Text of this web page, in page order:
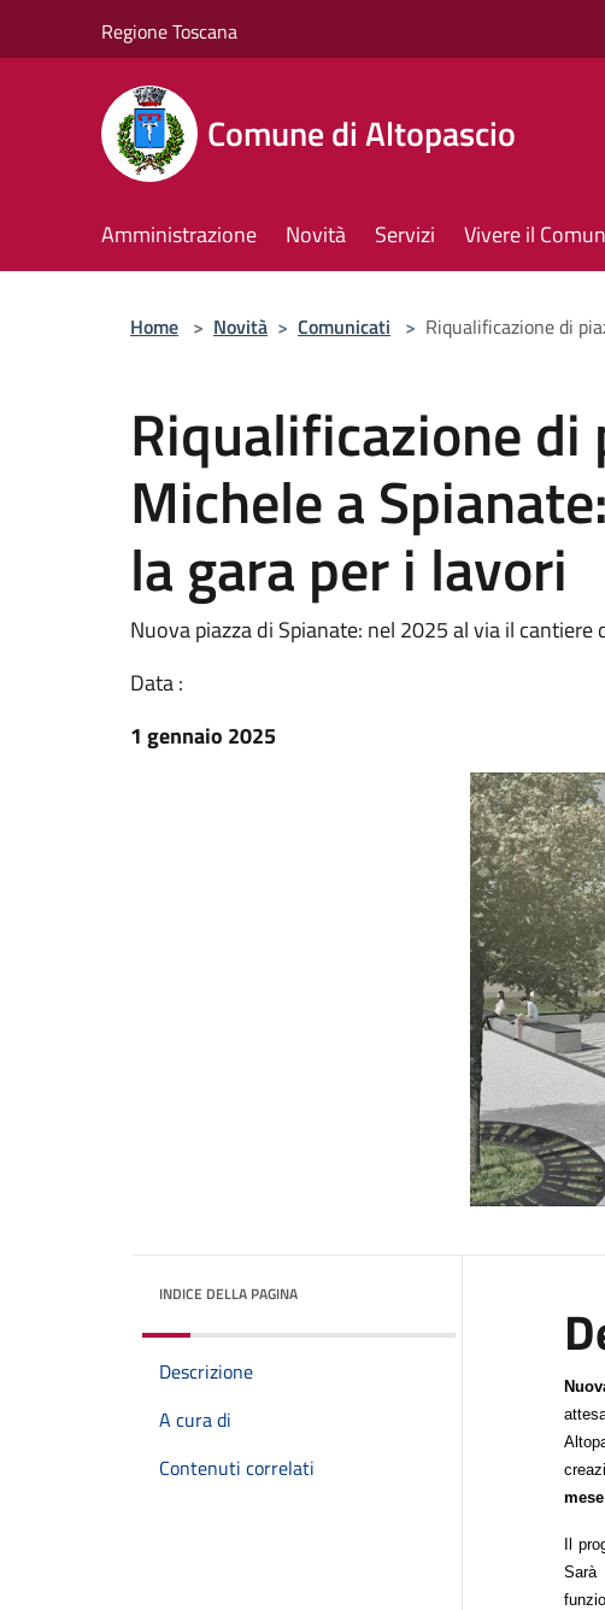
Regione Toscana
Comune di Altopascio
Amministrazione Novità Servizi Vivere il
Home > Novità > Comunicati > Riqualificazione di
Riqualificazione di
Michele a
la gara per i lavori
Nuova piazza di Spianate: nel 2025 al via il
Data :
1 gennaio 2025
INDICE DELLA PAGINA
Descrizione
A cura di
Contenuti correlati
Il
Sarà